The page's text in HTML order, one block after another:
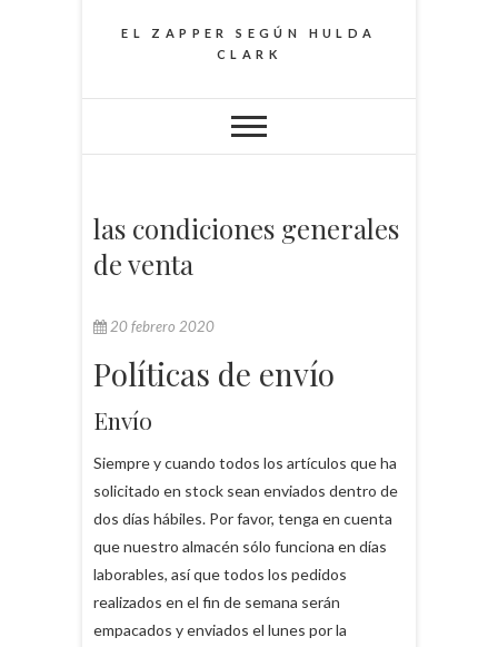
EL ZAPPER SEGÚN HULDA
CLARK
las condiciones generales
de venta
20 febrero 2020
Políticas de envío
Envío
Siempre y cuando todos los artículos que ha
solicitado en stock sean enviados dentro de
dos días hábiles. Por favor, tenga en cuenta
que nuestro almacén sólo funciona en días
laborables, así que todos los pedidos
realizados en el fin de semana serán
empacados y enviados el lunes por la